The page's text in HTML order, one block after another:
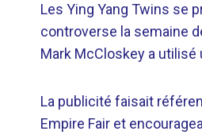
Les Ying Yang Twins se
controverse la semaine
Mark McCloskey a
La publicité faisait
Empire Fair et